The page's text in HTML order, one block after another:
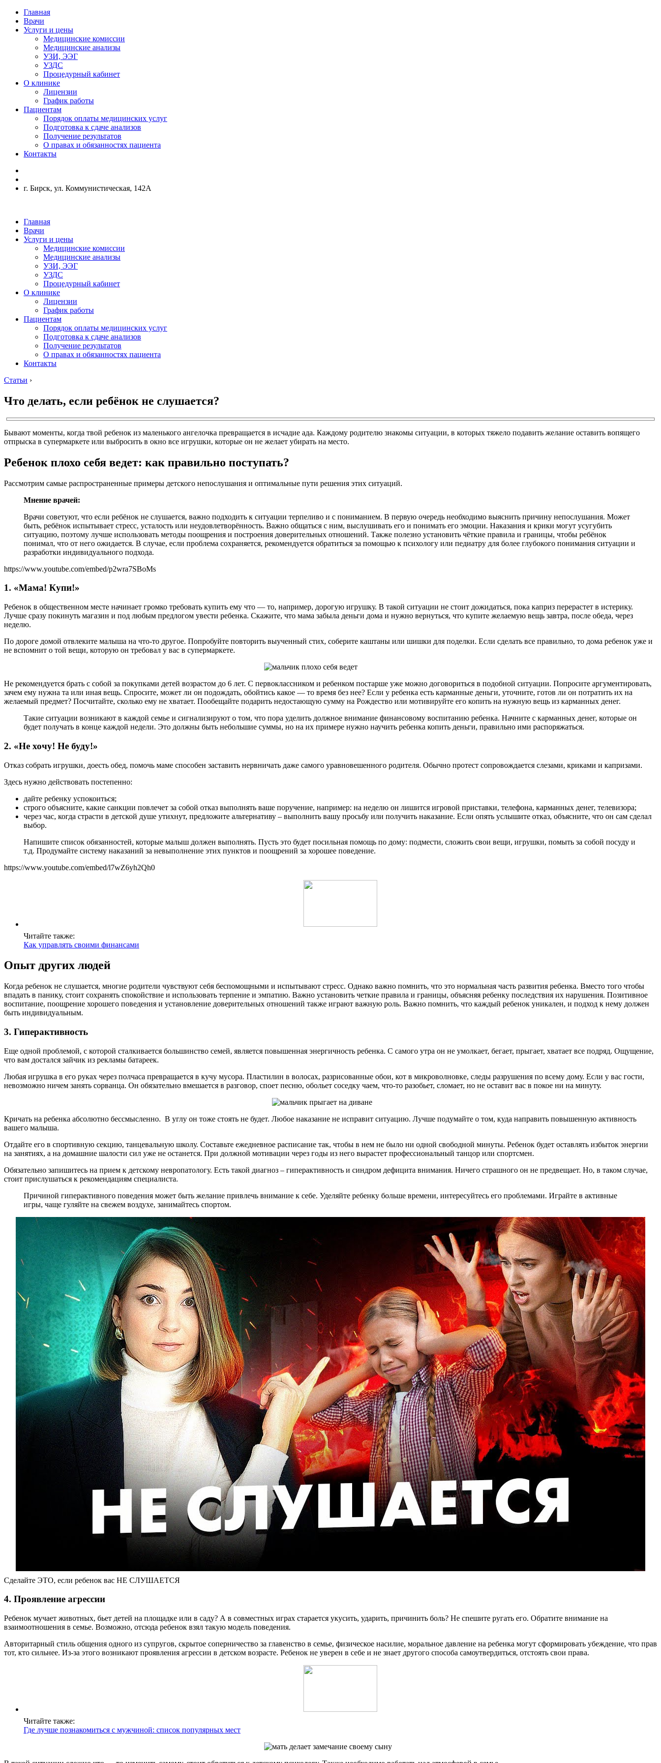
Главная
Врачи
Услуги и цены
Медицинские комиссии
Медицинские анализы
УЗИ, ЭЭГ
УЗДС
Процедурный кабинет
О клинике
Лицензии
График работы
Пациентам
Порядок оплаты медицинских услуг
Подготовка к сдаче анализов
Получение результатов
О правах и обязанностях пациента
Контакты
г. Бирск, ул. Коммунистическая, 142А
Главная
Врачи
Услуги и цены
Медицинские комиссии
Медицинские анализы
УЗИ, ЭЭГ
УЗДС
Процедурный кабинет
О клинике
Лицензии
График работы
Пациентам
Порядок оплаты медицинских услуг
Подготовка к сдаче анализов
Получение результатов
О правах и обязанностях пациента
Контакты
Статьи ›
Что делать, если ребёнок не слушается?
Бывают моменты, когда твой ребенок из маленького ангелочка превращается в исчадие ада. Каждому родителю знакомы ситуации, в которых тяжело подавить желание оставить вопящего
отпрыска в супермаркете или выбросить в окно все игрушки, которые он не желает убирать на место.
Ребенок плохо себя ведет: как правильно поступать?
Рассмотрим самые распространенные примеры детского непослушания и оптимальные пути решения этих ситуаций.
Мнение врачей:
Врачи советуют, что если ребёнок не слушается, важно подходить к ситуации терпеливо и с пониманием. В первую очередь необходимо выяснить причину непослушания. Может
быть, ребёнок испытывает стресс, усталость или неудовлетворённость. Важно общаться с ним, выслушивать его и понимать его эмоции. Наказания и крики могут усугубить
ситуацию, поэтому лучше использовать методы поощрения и построения доверительных отношений. Также полезно установить чёткие правила и границы, чтобы ребёнок
понимал, что от него ожидается. В случае, если проблема сохраняется, рекомендуется обратиться за помощью к психологу или педиатру для более глубокого понимания ситуации и
разработки индивидуального подхода.
https://www.youtube.com/embed/p2wra7SBoMs
1. «Мама! Купи!»
Ребенок в общественном месте начинает громко требовать купить ему что — то, например, дорогую игрушку. В такой ситуации не стоит дожидаться, пока каприз перерастет в истерику.
Лучше сразу покинуть магазин и под любым предлогом увести ребенка. Скажите, что мама забыла деньги дома и нужно вернуться, что купите желаемую вещь завтра, после обеда, через
неделю.
По дороге домой отвлеките малыша на что-то другое. Попробуйте повторить выученный стих, соберите каштаны или шишки для поделки. Если сделать все правильно, то дома ребенок уже и
не вспомнит о той вещи, которую он требовал у вас в супермаркете.
Не рекомендуется брать с собой за покупками детей возрастом до 6 лет. С первоклассником и ребенком постарше уже можно договориться в подобной ситуации. Попросите аргументировать,
зачем ему нужна та или иная вещь. Спросите, может ли он подождать, обойтись какое — то время без нее? Если у ребенка есть карманные деньги, уточните, готов ли он потратить их на
желаемый предмет? Посчитайте, сколько ему не хватает. Пообещайте подарить недостающую сумму на Рождество или мотивируйте его копить на нужную вещь из карманных денег.
Такие ситуации возникают в каждой семье и сигнализируют о том, что пора уделить должное внимание финансовому воспитанию ребенка. Начните с карманных денег, которые он
будет получать в конце каждой недели. Это должны быть небольшие суммы, но на их примере нужно научить ребенка копить деньги, правильно ими распоряжаться.
2. «Не хочу! Не буду!»
Отказ собрать игрушки, доесть обед, помочь маме способен заставить нервничать даже самого уравновешенного родителя. Обычно протест сопровождается слезами, криками и капризами.
Здесь нужно действовать постепенно:
дайте ребенку успокоиться;
строго объясните, какие санкции повлечет за собой отказ выполнять ваше поручение, например: на неделю он лишится игровой приставки, телефона, карманных денег, телевизора;
через час, когда страсти в детской душе утихнут, предложите альтернативу – выполнить вашу просьбу или получить наказание. Если опять услышите отказ, объясните, что он сам сделал
выбор.
Напишите список обязанностей, которые малыш должен выполнять. Пусть это будет посильная помощь по дому: подмести, сложить свои вещи, игрушки, помыть за собой посуду и
т.д. Продумайте систему наказаний за невыполнение этих пунктов и поощрений за хорошее поведение.
https://www.youtube.com/embed/l7wZ6yh2Qh0
Читайте также:
Как управлять своими финансами
Опыт других людей
Когда ребенок не слушается, многие родители чувствуют себя беспомощными и испытывают стресс. Однако важно помнить, что это нормальная часть развития ребенка. Вместо того чтобы
впадать в панику, стоит сохранять спокойствие и использовать терпение и эмпатию. Важно установить четкие правила и границы, объясняя ребенку последствия их нарушения. Позитивное
воспитание, поощрение хорошего поведения и установление доверительных отношений также играют важную роль. Важно помнить, что каждый ребенок уникален, и подход к нему должен
быть индивидуальным.
3. Гиперактивность
Еще одной проблемой, с которой сталкивается большинство семей, является повышенная энергичность ребенка. С самого утра он не умолкает, бегает, прыгает, хватает все подряд. Ощущение,
что вам достался зайчик из рекламы батареек.
Любая игрушка в его руках через полчаса превращается в кучу мусора. Пластилин в волосах, разрисованные обои, кот в микроволновке, следы разрушения по всему дому. Если у вас гости,
невозможно ничем занять сорванца. Он обязательно вмешается в разговор, споет песню, обольет соседку чаем, что-то разобьет, сломает, но не оставит вас в покое ни на минуту.
Кричать на ребенка абсолютно бессмысленно. В углу он тоже стоять не будет. Любое наказание не исправит ситуацию. Лучше подумайте о том, куда направить повышенную активность
вашего малыша.
Отдайте его в спортивную секцию, танцевальную школу. Составьте ежедневное расписание так, чтобы в нем не было ни одной свободной минуты. Ребенок будет оставлять избыток энергии
на занятиях, а на домашние шалости сил уже не останется. При должной мотивации через годы из него вырастет профессиональный танцор или спортсмен.
Обязательно запишитесь на прием к детскому невропатологу. Есть такой диагноз – гиперактивность и синдром дефицита внимания. Ничего страшного он не предвещает. Но, в таком случае,
стоит прислушаться к рекомендациям специалиста.
Причиной гиперактивного поведения может быть желание привлечь внимание к себе. Уделяйте ребенку больше времени, интересуйтесь его проблемами. Играйте в активные
игры, чаще гуляйте на свежем воздухе, занимайтесь спортом.
Сделайте ЭТО, если ребенок вас НЕ СЛУШАЕТСЯ
4. Проявление агрессии
Ребенок мучает животных, бьет детей на площадке или в саду? А в совместных играх старается укусить, ударить, причинить боль? Не спешите ругать его. Обратите внимание на
взаимоотношения в семье. Возможно, отсюда ребенок взял такую модель поведения.
Авторитарный стиль общения одного из супругов, скрытое соперничество за главенство в семье, физическое насилие, моральное давление на ребенка могут сформировать убеждение, что прав
тот, кто сильнее. Из-за этого возникают проявления агрессии в детском возрасте. Ребенок не уверен в себе и не знает другого способа самоутвердиться, отстоять свои права.
Читайте также:
Где лучше познакомиться с мужчиной: список популярных мест